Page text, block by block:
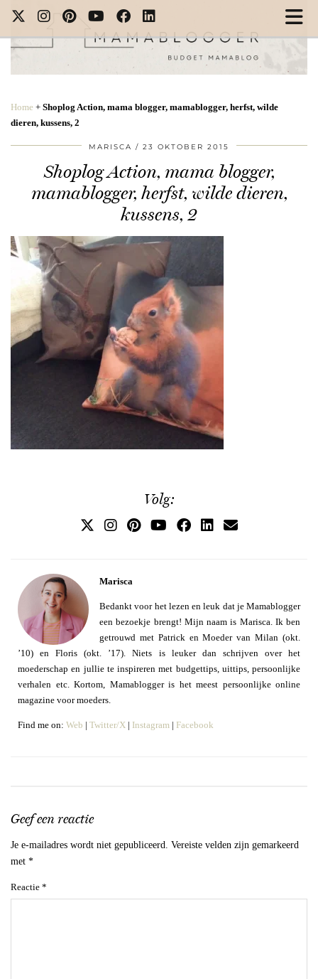
Home + Shoplog Action, mama blogger, mamablogger, herfst, wilde
dieren, kussens, 2
MARISCA 23 OKTOBER 2015
Shoplog Action, mama blogger,
mamablogger, herfst, wilde dieren,
kussens, 2
Volg:
Marisca
Bedankt voor het lezen en leuk dat je Mamablogger
een bezoekje brengt! Mijn naam is Marisca. Ik ben
getrouwd met Patrick en Moeder van Milan (okt.
’10) en Floris (okt. ’17). Niets is leuker dan schrijven over het
moederschap en jullie te inspireren met budgettips, uittips, persoonlijke
verhalen etc. Kortom, Mamablogger is het meest persoonlijke online
magazine voor moeders.
Find me on: Web | Twitter/X | Instagram | Facebook
Geef een reactie
Je e-mailadres wordt niet gepubliceerd. Vereiste velden zijn gemarkeerd
met *
Reactie *